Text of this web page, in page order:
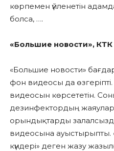
көрпемен үйленетін
болса, ….
«Большие новости», КТК
«Большие новости»
фон видеосы да
видеосын көрсететін.
дезинфектордың
орындықтарды
видеосына ауыстырыпты.
күндері» деген жазу